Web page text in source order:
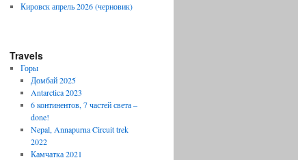
Кировск апрель 2026 (черновик)
Travels
Горы
Домбай 2025
Antarctica 2023
6 континентов, 7 частей света –
done!
Nepal, Annapurna Circuit trek
2022
Камчатка 2021